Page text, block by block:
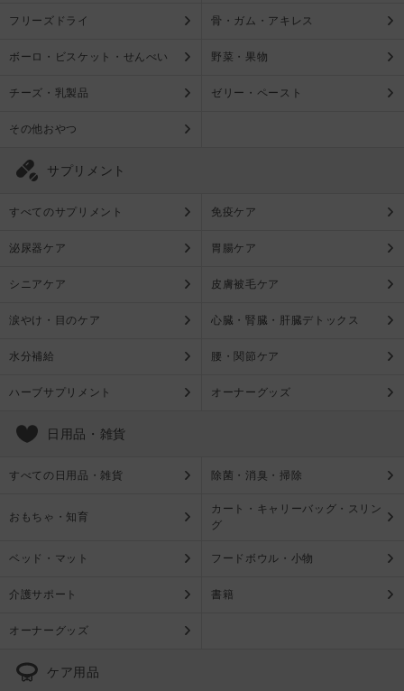
フリーズドライ 骨・ガム・アキレス
ボーロ・ビスケット・せんべい 野菜・果物
チーズ・乳製品 ゼリー・ペースト
その他おやつ
サプリメント
すべてのサプリメント 免疫ケア
泌尿器ケア 胃腸ケア
シニアケア 皮膚被毛ケア
涙やけ・目のケア 心臓・腎臓・肝臓デトックス
水分補給 腰・関節ケア
ハーブサプリメント オーナーグッズ
日用品・雑貨
すべての日用品・雑貨 除菌・消臭・掃除
おもちゃ・知育
カート・キャリーバッグ・スリン
グ
ベッド・マット フードボウル・小物
介護サポート 書籍
オーナーグッズ
ケア用品